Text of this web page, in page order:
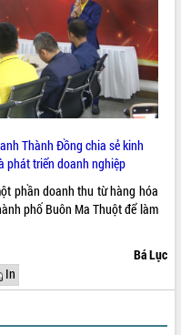
Thành Đồng chia sẻ kinh
phát triển doanh nghiệp
phần doanh thu từ hàng hóa
phố Buôn Ma Thuột để làm
Bá Lục
In